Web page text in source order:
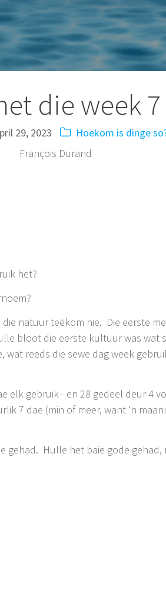
die week 7
29, 2023 Hoekom is dinge
François Durand
het?
natuur teëkom nie. Die eerste
bloot die eerste kultuur was wat
reeds die sewe dag week
elk gebruik– en 28 gedeel deur 4
7 dae (min of meer, want ‘n
gehad. Hulle het baie gode